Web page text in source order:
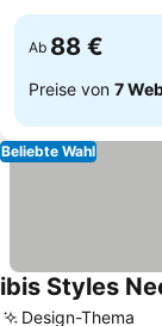
Ab 88 €
Preise von 7
Beliebte Wahl
ibis Styles
Design-Thema